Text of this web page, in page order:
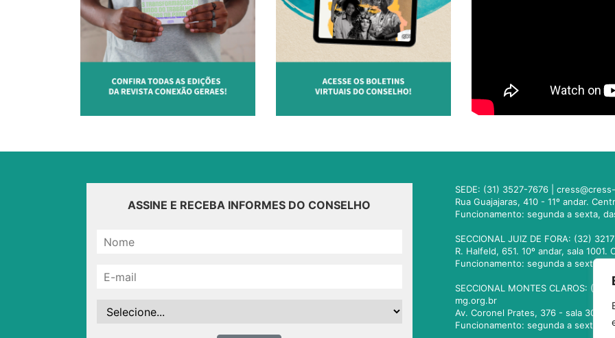
ASSINE E RECEBA INFORMES DO CONSELHO
SEDE: (31) 3527-7676 |
Rua Guajajaras, 410 - 11º andar.
Funcionamento: segunda a sexta,
SECCIONAL JUIZ DE FORA: (32)
R. Halfeld, 651. 10º andar, sala
Funcionamento: segunda a sexta,
SECCIONAL MONTES CLAROS:
mg.org.br
Av. Coronel Prates, 376 - sala 301.
Funcionamento: segunda a sexta,